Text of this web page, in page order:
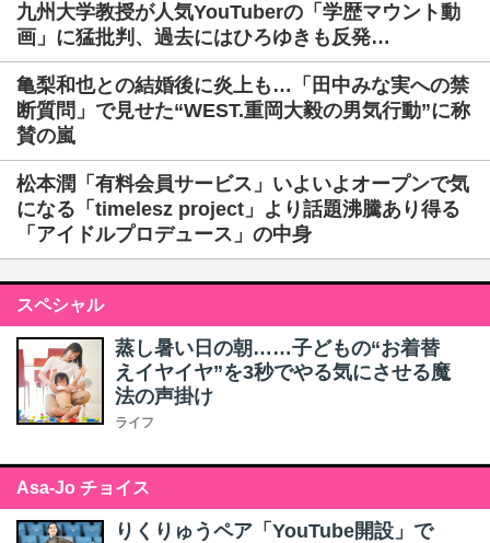
九州大学教授が人気YouTuberの「学歴マウント動
画」に猛批判、過去にはひろゆきも反発…
亀梨和也との結婚後に炎上も…「田中みな実への禁
断質問」で見せた“WEST.重岡大毅の男気行動”に称
賛の嵐
松本潤「有料会員サービス」いよいよオープンで気
になる「timelesz project」より話題沸騰あり得る
「アイドルプロデュース」の中身
スペシャル
蒸し暑い日の朝……子どもの“お着替
えイヤイヤ”を3秒でやる気にさせる魔
法の声掛け
ライフ
Asa-Jo チョイス
りくりゅうペア「YouTube開設」で